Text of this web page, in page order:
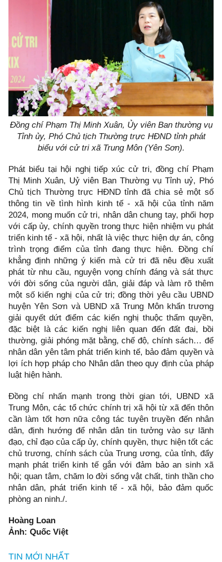
Đồng chí Phạm Thị Minh Xuân, Ủy viên Ban thường vụ
Tỉnh ủy, Phó Chủ tịch Thường trực HĐND tỉnh phát
biểu với cử tri xã Trung Môn (Yên Sơn).
Phát biểu tại hội nghị tiếp xúc cử tri, đồng chí Phạm
Thị Minh Xuân, Uỷ viên Ban Thường vụ Tỉnh uỷ, Phó
Chủ tịch Thường trực HĐND tỉnh đã chia sẻ một số
thông tin về tình hình kinh tế - xã hội của tỉnh năm
2024, mong muốn cử tri, nhân dân chung tay, phối hợp
với cấp ủy, chính quyền trong thực hiện nhiệm vụ phát
triển kinh tế - xã hội, nhất là việc thực hiện dự án, công
trình trọng điểm của tỉnh đang thực hiện. Đồng chí
khẳng định những ý kiến mà cử tri đã nêu đều xuất
phát từ nhu cầu, nguyện vọng chính đáng và sát thực
với đời sống của người dân, giải đáp và làm rõ thêm
một số kiến nghị của cử tri; đồng thời yêu cầu UBND
huyện Yên Sơn và UBND xã Trung Môn khẩn trương
giải quyết dứt điểm các kiến nghị thuộc thẩm quyền,
đặc biệt là các kiến nghị liên quan đến đất đai, bồi
thường, giải phóng mặt bằng, chế độ, chính sách… để
nhân dân yên tâm phát triển kinh tế, bảo đảm quyền và
lợi ích hợp pháp cho Nhân dân theo quy định của pháp
luật hiện hành.
Đồng chí nhấn mạnh trong thời gian tới, UBND xã
Trung Môn, các tổ chức chính trị xã hội từ xã đến thôn
cần làm tốt hơn nữa công tác tuyên truyền đến nhân
dân, định hướng để nhân dân tin tưởng vào sự lãnh
đạo, chỉ đạo của cấp ủy, chính quyền, thực hiện tốt các
chủ trương, chính sách của Trung ương, của tỉnh, đẩy
mạnh phát triển kinh tế gắn với đảm bảo an sinh xã
hội; quan tâm, chăm lo đời sống vật chất, tinh thần cho
nhân dân, phát triển kinh tế - xã hội, bảo đảm quốc
phòng an ninh./.
Hoàng Loan
Ảnh: Quốc Việt
TIN MỚI NHẤT